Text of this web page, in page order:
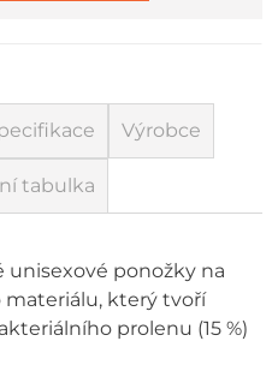
Výrobce
tabulka
unisexové ponožky na
který tvoří
prolenu (15 %)